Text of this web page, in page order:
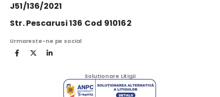
J51/136/2021
Str. Pescarusi 136 Cod 910162
Urmareste-ne pe social
Solutionare Litigii